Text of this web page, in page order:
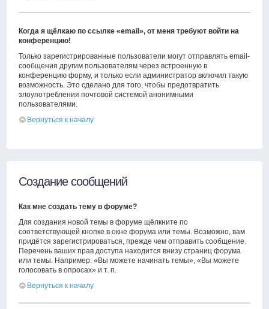
Когда я щёлкаю по ссылке «email», от меня требуют войти на
конференцию!
Только зарегистрированные пользователи могут отправлять email-
сообщения другим пользователям через встроенную в
конференцию форму, и только если администратор включил такую
возможность. Это сделано для того, чтобы предотвратить
злоупотребления почтовой системой анонимными
пользователями.
Вернуться к началу
Создание сообщений
Как мне создать тему в форуме?
Для создания новой темы в форуме щёлкните по
соответствующей кнопке в окне форума или темы. Возможно, вам
придётся зарегистрироваться, прежде чем отправить сообщение.
Перечень ваших прав доступа находится внизу страниц форума
или темы. Например: «Вы можете начинать темы», «Вы можете
голосовать в опросах» и т. п.
Вернуться к началу